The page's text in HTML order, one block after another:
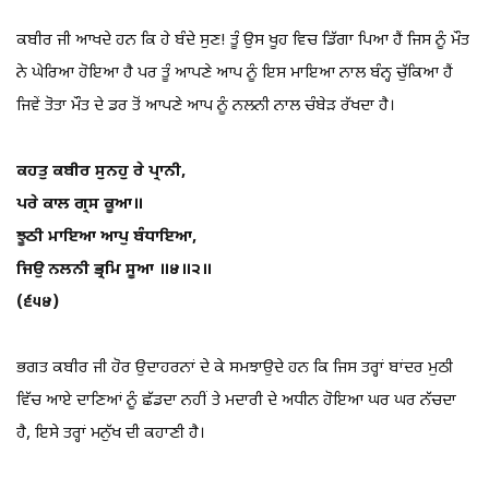
ਕਬੀਰ ਜੀ ਆਖਦੇ ਹਨ ਕਿ ਹੇ ਬੰਦੇ ਸੁਣ! ਤੂੰ ਉਸ ਖੂਹ ਵਿਚ ਡਿੱਗਾ ਪਿਆ ਹੈਂ ਜਿਸ ਨੂੰ ਮੌਤ
ਨੇ ਘੇਰਿਆ ਹੋਇਆ ਹੈ ਪਰ ਤੂੰ ਆਪਣੇ ਆਪ ਨੂੰ ਇਸ ਮਾਇਆ ਨਾਲ ਬੰਨ੍ਹ ਚੁੱਕਿਆ ਹੈਂ
ਜਿਵੇਂ ਤੋਤਾ ਮੌਤ ਦੇ ਡਰ ਤੋਂ ਆਪਣੇ ਆਪ ਨੂੰ ਨਲਨੀ ਨਾਲ ਚੰਬੇੜ ਰੱਖਦਾ ਹੈ।
ਕਹਤੁ ਕਬੀਰ ਸੁਨਹੁ ਰੇ ਪ੍ਰਾਨੀ,
ਪਰੇ ਕਾਲ ਗ੍ਰਸ ਕੂਆ॥
ਝੂਠੀ ਮਾਇਆ ਆਪੁ ਬੰਧਾਇਆ,
ਜਿਉ ਨਲਨੀ ਭ੍ਰਮਿ ਸੂਆ ॥੪॥੨॥
(੬੫੪)
ਭਗਤ ਕਬੀਰ ਜੀ ਹੋਰ ਉਦਾਹਰਨਾਂ ਦੇ ਕੇ ਸਮਝਾਉਦੇ ਹਨ ਕਿ ਜਿਸ ਤਰ੍ਹਾਂ ਬਾਂਦਰ ਮੁਠੀ
ਵਿੱਚ ਆਏ ਦਾਣਿਆਂ ਨੂੰ ਛੱਡਦਾ ਨਹੀਂ ਤੇ ਮਦਾਰੀ ਦੇ ਅਧੀਨ ਹੋਇਆ ਘਰ ਘਰ ਨੱਚਦਾ
ਹੈ, ਇਸੇ ਤਰ੍ਹਾਂ ਮਨੁੱਖ ਦੀ ਕਹਾਣੀ ਹੈ।